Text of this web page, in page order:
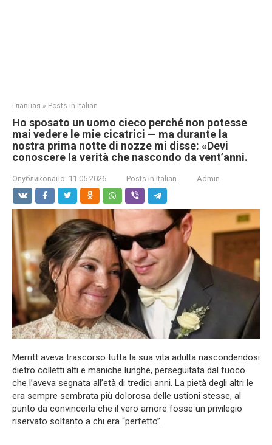
Главная » Posts in Italian
Ho sposato un uomo cieco perché non potesse
mai vedere le mie cicatrici — ma durante la
nostra prima notte di nozze mi disse: «Devi
conoscere la verità che nascondo da vent’anni.
Опубликовано: 11.05.2026 Posts in Italian Admin
Merritt aveva trascorso tutta la sua vita adulta nascondendosi
dietro colletti alti e maniche lunghe, perseguitata dal fuoco
che l’aveva segnata all’età di tredici anni. La pietà degli altri le
era sempre sembrata più dolorosa delle ustioni stesse, al
punto da convincerla che il vero amore fosse un privilegio
riservato soltanto a chi era “perfetto”.